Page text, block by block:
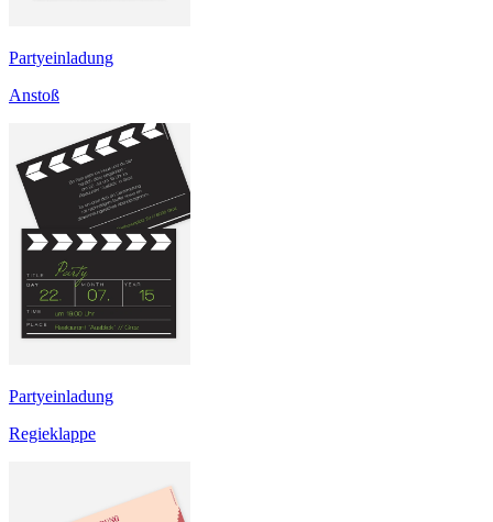
Partyeinladung
Anstoß
Partyeinladung
Regieklappe